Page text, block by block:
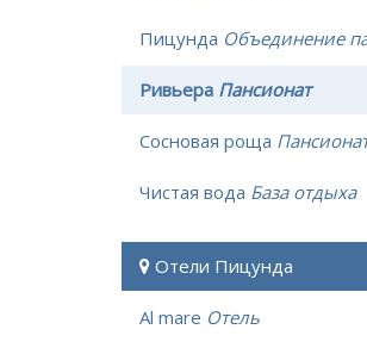
Пицунда Объединение
Ривьера Пансионат
Сосновая роща
Чистая вода База отдыха
Отели Пицунда
Al mare Отель